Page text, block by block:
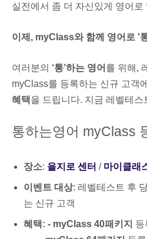
실전에서 좀 더 자신있게 영어로
이제, myClass와 함께 영어로 '
여러분의 ‘통’하는 영어 를 위해,
myClass를 등록하는 신규 고객
혜택을 드립니다. 지금 레벨테스
통하는영어 myClass
장소: 을지로 센터 / 마이클래
이벤트 대상: 레벨테스트 후
는 신규 고객
혜택: - myClass 40패키지 등